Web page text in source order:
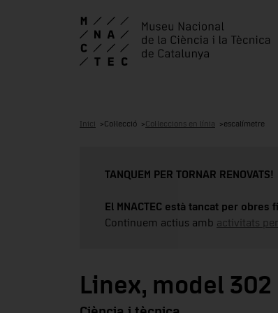
Inici Col·lecció Col·leccions en línia escalímetre
TANQUEM PER TORNAR RENOVATS!
El MNACTEC està tancat per
Continuem actius amb activitats
Linex, model 302